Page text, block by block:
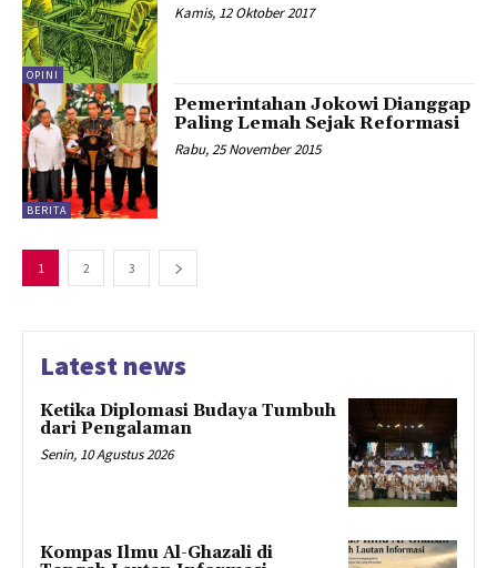
OPINI
Kamis, 12 Oktober 2017
BERITA
Pemerintahan Jokowi Dianggap
Paling Lemah Sejak Reformasi
Rabu, 25 November 2015
1 2 3
Latest news
Ketika Diplomasi Budaya Tumbuh
dari Pengalaman
Senin, 10 Agustus 2026
Kompas Ilmu Al-Ghazali di